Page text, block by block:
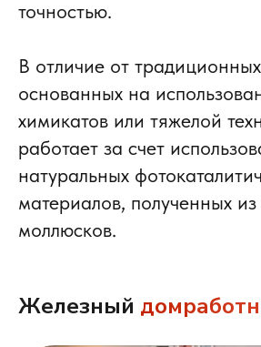
точностью.
В отличие от
основанных на
химикатов или тяжелой
работает за счет
натуральных
материалов, полученных из
моллюсков.
Железный